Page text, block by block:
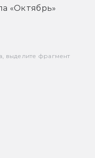
«Октябрь»
выделите фрагмент